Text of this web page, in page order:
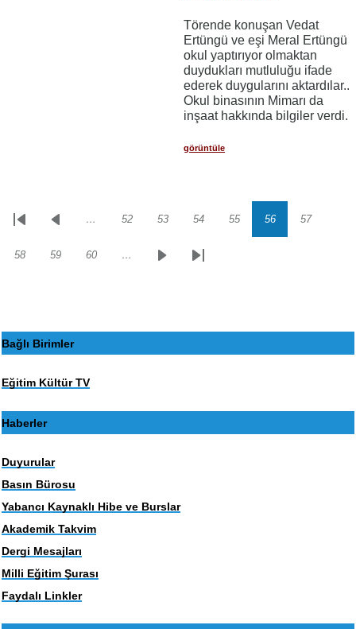
Törende konuşan Vedat
Ertüngü ve eşi Meral Ertüngü
okul yaptırıyor olmaktan
duydukları mutluluğu ifade
ederek duygularını aktardılar..
Okul binasının Mimarı da
inşaat hakkında bilgiler verdi.
görüntüle
Sayfalama
İlk
Önceki… Sayfa
52 Sayfa
53 Sayfa
54 Sayfa
55 Sayfa
56 Sayfa
57
Sayfa
58 Sayfa
59 Sayfa
60 …
SonrakiSon
Bağlı Birimler
Eğitim Kültür TV
Haberler
Duyurular
Basın Bürosu
Yabancı Kaynaklı Hibe ve Burslar
Akademik Takvim
Dergi Mesajları
Milli Eğitim Şurası
Faydalı Linkler